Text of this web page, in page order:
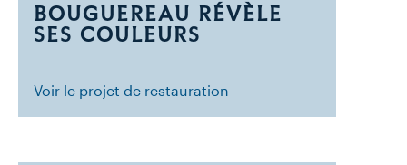
BOUGUEREAU RÉVÈLE
SES COULEURS
Voir le projet de restauration